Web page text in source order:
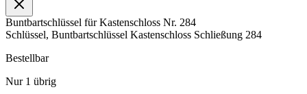
Buntbartschlüssel für Kastenschloss Nr. 284
Schlüssel, Buntbartschlüssel Kastenschloss Schließung 284
Bestellbar
Nur 1 übrig